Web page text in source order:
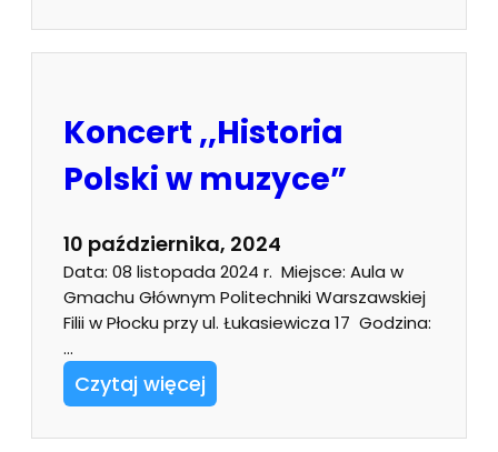
Koncert ,,Historia
Polski w muzyce”
10 października, 2024
Data: 08 listopada 2024 r. Miejsce: Aula w
Gmachu Głównym Politechniki Warszawskiej
Filii w Płocku przy ul. Łukasiewicza 17 Godzina:
…
Czytaj więcej